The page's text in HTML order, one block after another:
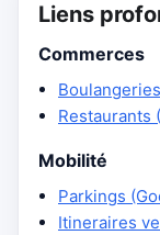
Liens
Commerces
Restaurants
Mobilité
Parkings
Itineraires